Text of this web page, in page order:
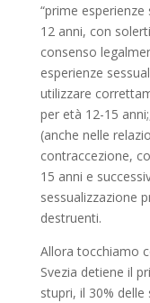
“prime
12 anni, con
consenso
esperienze
utilizzare
per età 12-15
(anche nelle
contraccezione,
15 anni e
sessualizzazione
destruenti.
Allora tocchiamo
Svezia detiene il
stupri, il 30%